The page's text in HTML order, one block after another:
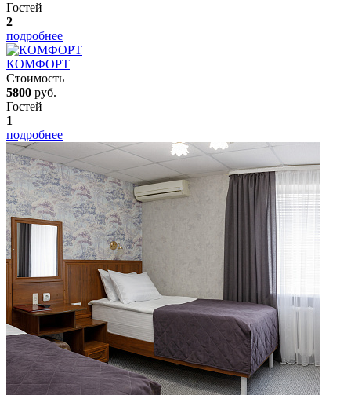
Гостей
2
подробнее
КОМФОРТ
Стоимость
5800 руб.
Гостей
1
подробнее